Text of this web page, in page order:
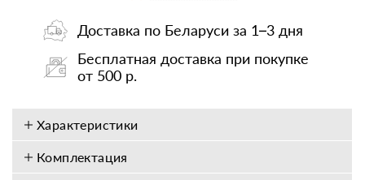
Доставка по Беларуси за 1–3 дня
Бесплатная доставка при покупке
от 500 р.
Характеристики
Комплектация